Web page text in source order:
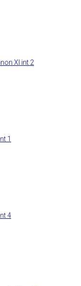
XI int 2
1
4